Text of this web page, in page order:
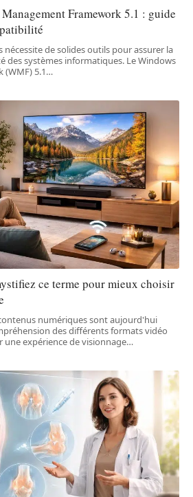
Framework 5.1 : guide
nécessite de solides outils pour assurer la
des systèmes informatiques. Le Windows
5.1…
ce terme pour mieux choisir
numériques sont aujourd'hui
des différents formats vidéo
une expérience de visionnage…